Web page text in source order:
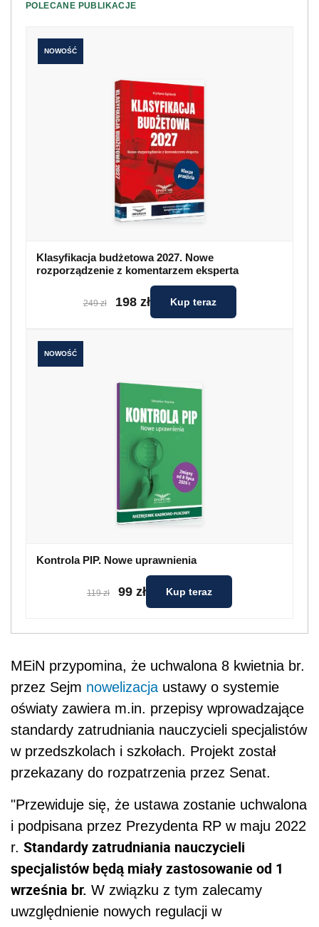
POLECANE PUBLIKACJE
NOWOŚĆ
Klasyfikacja budżetowa 2027. Nowe
rozporządzenie z komentarzem eksperta
249 zł 198 zł Kup teraz
NOWOŚĆ
Kontrola PIP. Nowe uprawnienia
119 zł 99 zł Kup teraz
MEiN przypomina, że uchwalona 8 kwietnia br.
przez Sejm nowelizacja ustawy o systemie
oświaty zawiera m.in. przepisy wprowadzające
standardy zatrudniania nauczycieli specjalistów
w przedszkolach i szkołach. Projekt został
przekazany do rozpatrzenia przez Senat.
"Przewiduje się, że ustawa zostanie uchwalona
i podpisana przez Prezydenta RP w maju 2022
r. Standardy zatrudniania nauczycieli
specjalistów będą miały zastosowanie od 1
września br. W związku z tym zalecamy
uwzględnienie nowych regulacji w